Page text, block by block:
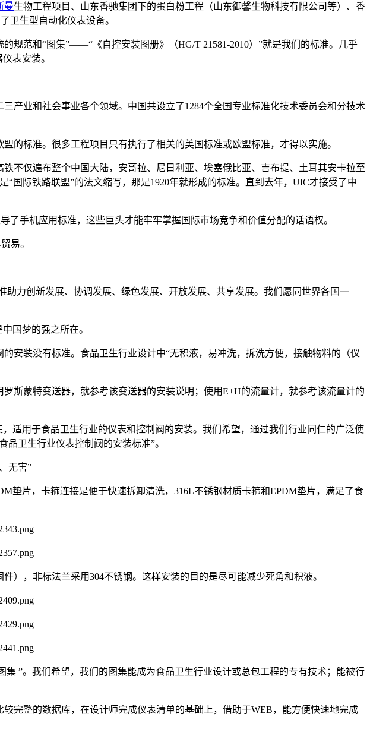
曼生物工程项目、山东香驰集团下的蛋白粉工程（山东御馨生物科技有限公司等）、香
卫生型自动化仪表设备。
规范和“图集”——“《自控安装图册》（HG/T 21581-2010）”就是我们的标准。几乎
表安装。
产业和社会事业各个领域。中国共设立了1284个全国专业标准化技术委员会和分技术
的标准。很多工程项目只有执行了相关的美国标准或欧盟标准，才得以实施。
不仅遍布整个中国大陆，安哥拉、尼日利亚、埃塞俄比亚、吉布提、土耳其安卡拉至
国际铁路联盟”的法文缩写，那是1920年就形成的标准。直到去年，UIC才接受了中
手机应用标准，这些巨头才能牢牢掌握国际市场竞争和价值分配的话语权。
易。
助力创新发展、协调发展、绿色发展、开放发展、共享发展。我们愿同世界各国一
国梦的强之所在。
安装没有标准。食品卫生行业设计中“无积液，易冲洗，拆洗方便，接触物料的（仪
斯蒙特变送器，就参考该变送器的安装说明；使用E+H的流量计，就参考该流量计的
适用于食品卫生行业的仪表和控制阀的安装。我们希望，通过我们行业同仁的广泛使
卫生行业仪表控制阀的安装标准”。
无害”
垫片，卡箍连接是便于快速拆卸清洗，316L不锈钢材质卡箍和EPDM垫片，满足了食
），非标法兰采用304不锈钢。这样安装的目的是尽可能减少死角和积液。
”。我们希望，我们的图集能成为食品卫生行业设计或总包工程的专有技术；能被行
完整的数据库，在设计师完成仪表清单的基础上，借助于WEB，能方便快速地完成